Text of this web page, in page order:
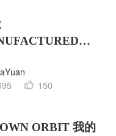
版本
150
ORBIT 我的